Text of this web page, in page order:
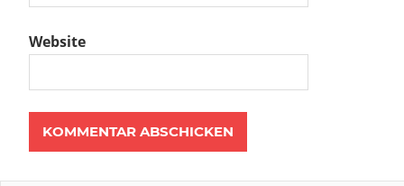
Website